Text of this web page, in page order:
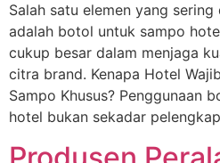
Salah satu elemen yang
adalah botol untuk sampo
cukup besar dalam menjaga
citra brand. Kenapa Hotel
Sampo Khusus? Penggunaan
hotel bukan sekadar